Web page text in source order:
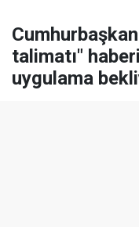
talimatı"
uygulama